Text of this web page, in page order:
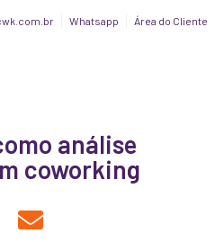
Whatsapp Área do Cliente
análise
coworking